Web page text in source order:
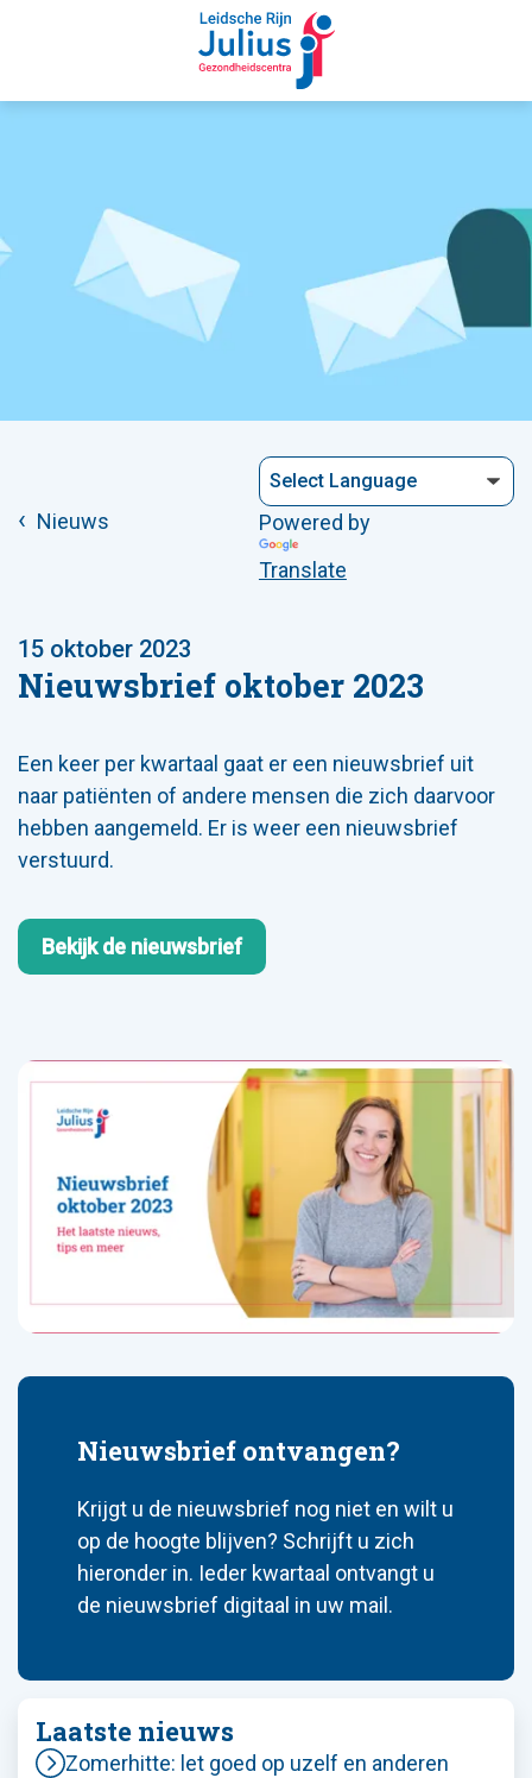
Nieuws
Powered by
Translate
Nieuwsbrief oktober 2023
15 oktober 2023
Een keer per kwartaal gaat er een nieuwsbrief uit
naar patiënten of andere mensen die zich daarvoor
hebben aangemeld. Er is weer een nieuwsbrief
verstuurd.
Bekijk de nieuwsbrief
Nieuwsbrief ontvangen?
Krijgt u de nieuwsbrief nog niet en wilt u
op de hoogte blijven? Schrijft u zich
hieronder in. Ieder kwartaal ontvangt u
de nieuwsbrief digitaal in uw mail.
Laatste nieuws
Zomerhitte: let goed op uzelf en anderen